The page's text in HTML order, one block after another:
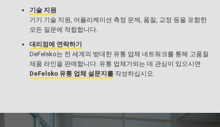
기술 지원
기기 기술 지원, 어플리케이션 측정 문제, 품질, 교정 등을 포함한
모든 질문에 적합합니다.
대리점에 연락하기
DeFelsko는 전 세계의 방대한 유통 업체 네트워크를 통해 고품질
제품 라인을 판매합니다. 유통 업체가되는 데 관심이 있으시면
DeFelsko 유통 업체 설문지를 작성하십시오.